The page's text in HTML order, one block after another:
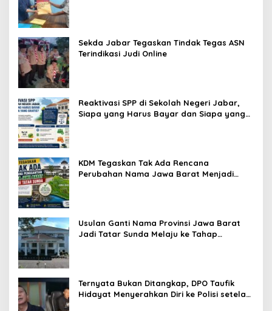
Sekda Jabar Tegaskan Tindak Tegas ASN
Terindikasi Judi Online
Reaktivasi SPP di Sekolah Negeri Jabar,
Siapa yang Harus Bayar dan Siapa yang
KDM Tegaskan Tak Ada Rencana
Perubahan Nama Jawa Barat Menjadi
Usulan Ganti Nama Provinsi Jawa Barat
Jadi Tatar Sunda Melaju ke Tahap
Ternyata Bukan Ditangkap, DPO Taufik
Hidayat Menyerahkan Diri ke Polisi setelah